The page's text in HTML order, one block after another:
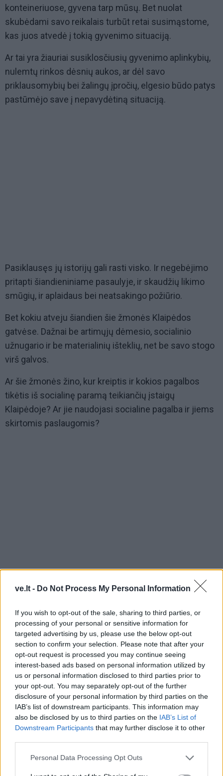
ve.lt - Do Not Process My Personal Information
If you wish to opt-out of the sale, sharing to third parties, or
processing of your personal or sensitive information for
targeted advertising by us, please use the below opt-out
section to confirm your selection. Please note that after your
opt-out request is processed you may continue seeing
interest-based ads based on personal information utilized by
us or personal information disclosed to third parties prior to
your opt-out. You may separately opt-out of the further
disclosure of your personal information by third parties on the
IAB’s list of downstream participants. This information may
also be disclosed by us to third parties on the IAB’s List of
Downstream Participants that may further disclose it to other
Personal Data Processing Opt Outs
konteineriuose, gyvena tarp mūsų. Bet nuolat
skubėdami savo reikalais turbūt retai susimąstome,
kas juos atvedė į tokią gyvenimo situaciją.
Ar tai yra žiauriai susiklosčiusių gyvenimo aplinkybių,
nulemtų rinkos dėsnių aukos, ar dėl savo
priklausomybių bei žalingų įpročių, elgesio būdo patys
pastūmėjo save į nepavydėtiną situaciją.
Pasiklausęs jų istorijų gali rasti visko. Ir negebėjimo
pritapti šiandieniniame pasaulyje, ir skaudžių likimo
smūgių, ir aplaidaus bei neatsakingo požiūrio.
Bet kokiu atveju šiandien šie žmonės Klaipėdos
gatvėse. Dažnai be artimųjų dėmesio, socialinio
užnugario ir be materialinių išteklių, net be savo stogo
virš galvos.
Ar šie žmonės žino, kur kreiptis ir kokios pagalbos
tikėtis iš socialinę paramą teikiančių įstaigų
Klaipėdoje? Ar jie naudojasi socialine pagalba ir jiems
skirtomis paslaugomis?
Ar iš viso yra sukurtos durys, per kurias žingsnis po
yra norinčiųjų tas duris praverti? Galbūt toks gyvenimo
būdas yra sąmoningas pasirinkimas?
Apie tai kalbamės su Klaipėdos nakvynės namų
vadove Alma Kontrimaite.
Trumpai pristatykite savo vadovaujamos įstaigos
veiklą, kokie jos tikslai, planai.
BĮ Klaipėdos miesto nakvynės namai - tai įstaiga,
teikianti socialinės priežiūros paslaugas Klaipėdos
miesto gyventojams.